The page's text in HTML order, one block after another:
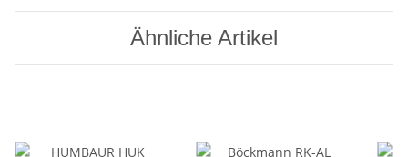
Ähnliche Artikel